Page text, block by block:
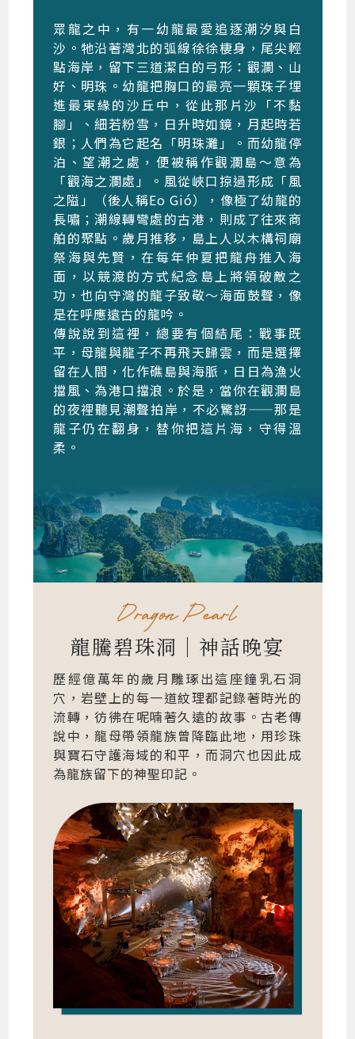
眾龍之中，有一幼龍最愛追逐潮汐與白
沙。牠沿著灣北的弧線徐徐棲身，尾尖輕
點海岸，留下三道潔白的弓形：觀瀾、山
好、明珠。幼龍把胸口的最亮一顆珠子埋
進最東緣的沙丘中，從此那片沙「不黏
腳」、細若粉雪，日升時如鏡，月起時若
銀；人們為它起名「明珠灘」。而幼龍停
泊、望潮之處，便被稱作觀瀾島～意為
「觀海之瀾處」。風從峽口掠過形成「風
之隘」（後人稱Eo Gió），像極了幼龍的
長嘯；潮線轉彎處的古港，則成了往來商
舶的聚點。歲月推移，島上人以木構祠廟
祭海與先賢，在每年仲夏把龍舟推入海
面，以競渡的方式紀念島上將領破敵之
功，也向守灣的龍子致敬～海面鼓聲，像
是在呼應遠古的龍吟。
傳說說到這裡，總要有個結尾：戰事既
平，母龍與龍子不再飛天歸雲，而是選擇
留在人間，化作礁島與海脈，日日為漁火
擋風、為港口擋浪。於是，當你在觀瀾島
的夜裡聽見潮聲拍岸，不必驚訝——那是
龍子仍在翻身，替你把這片海，守得溫
柔。
龍騰碧珠洞｜神話晚宴
歷經億萬年的歲月雕琢出這座鐘乳石洞
穴，岩壁上的每一道紋理都記錄著時光的
流轉，彷彿在呢喃著久遠的故事。古老傳
說中，龍母帶領龍族曾降臨此地，用珍珠
與寶石守護海域的和平，而洞穴也因此成
為龍族留下的神聖印記。